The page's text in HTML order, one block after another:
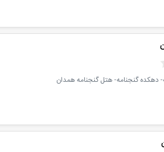
دهکده گنجنامه- هتل گنجنامه همدان